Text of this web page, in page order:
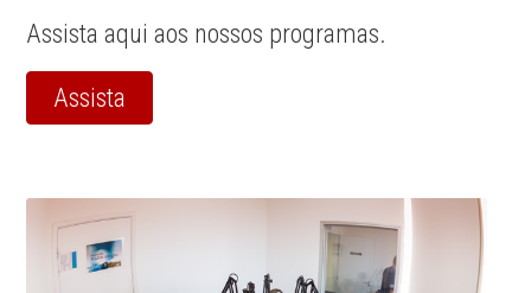
Assista aqui aos nossos programas.
Assista